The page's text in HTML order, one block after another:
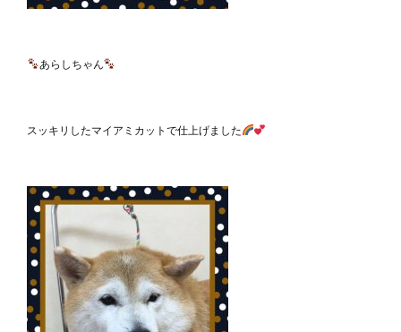
あらしちゃん
スッキリしたマイアミカットで仕上げました